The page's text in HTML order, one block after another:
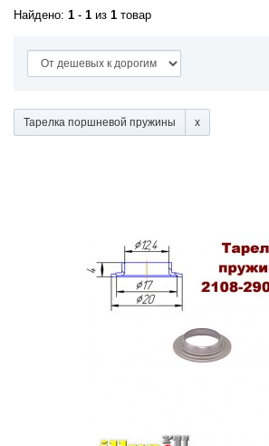
Найдено: 1 - 1 из 1 товар
Тарелка поршневой пружины